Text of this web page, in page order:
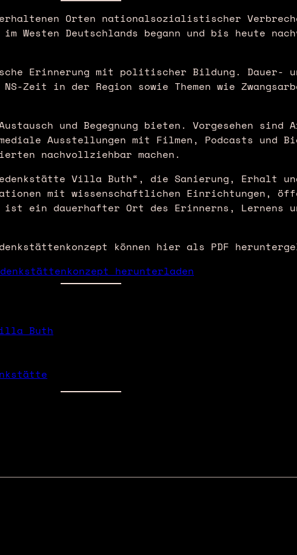
Orten nationalsozialistischer
Westen Deutschlands begann und bis heute
Erinnerung mit politischer Bildung. Dauer-
Zeit in der Region sowie Themen wie
und Begegnung bieten. Vorgesehen sind
Ausstellungen mit Filmen, Podcasts und
nachvollziehbar machen.
Villa Buth“, die Sanierung, Erhalt
mit wissenschaftlichen Einrichtungen,
ist ein dauerhafter Ort des Erinnerns, Lernens
können hier als PDF
herunterladen
Buth